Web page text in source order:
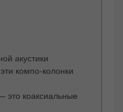
акустики
компо-колонки
это коаксиальные